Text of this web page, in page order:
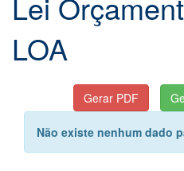
LOA
Não existe nenhum dado